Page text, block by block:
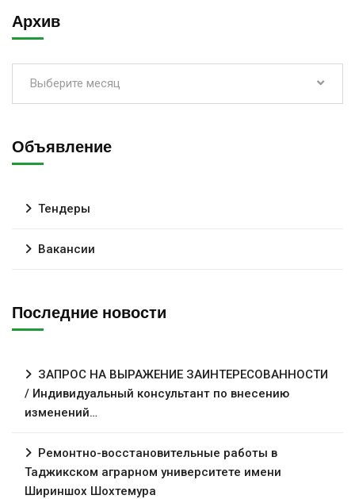
Архив
Выберите месяц
Объявление
Тендеры
Вакансии
Последние новости
ЗАПРОС НА ВЫРАЖЕНИЕ ЗАИНТЕРЕСОВАННОСТИ
/ Индивидуальный консультант по внесению
изменений…
Ремонтно-восстановительные работы в
Таджикском аграрном университете имени
Шириншох Шохтемура